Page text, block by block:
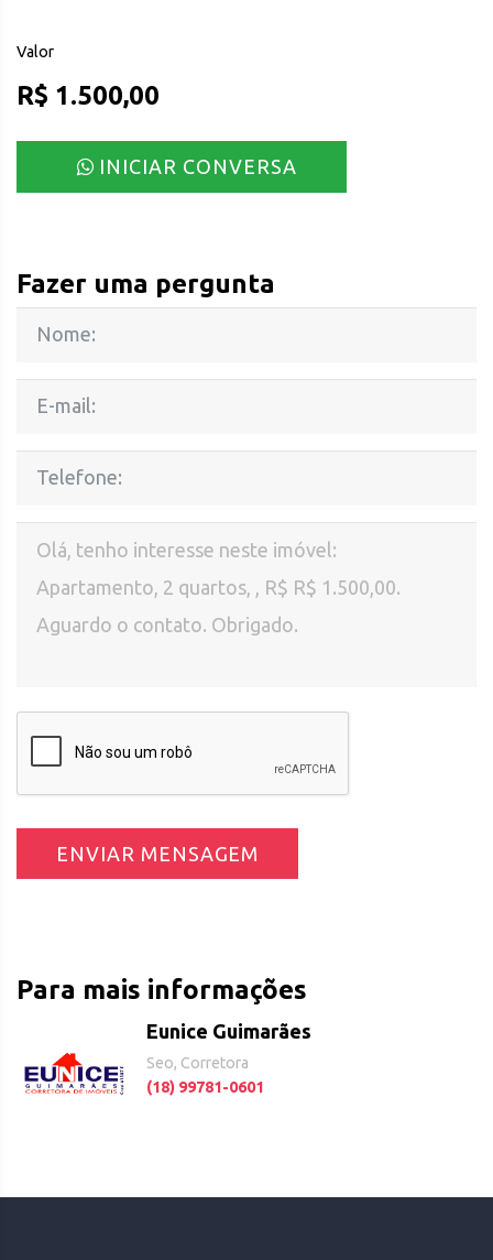
Valor
R$ 1.500,00
INICIAR CONVERSA
Fazer uma pergunta
ENVIAR MENSAGEM
Para mais informações
Eunice Guimarães
Seo, Corretora
(18) 99781-0601